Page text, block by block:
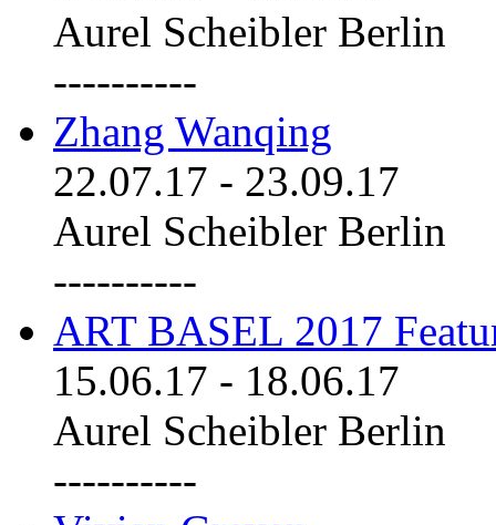
Aurel Scheibler Berlin
----------
Zhang Wanqing
22.07.17 - 23.09.17
Aurel Scheibler Berlin
----------
ART BASEL 2017
15.06.17 - 18.06.17
Aurel Scheibler Berlin
----------